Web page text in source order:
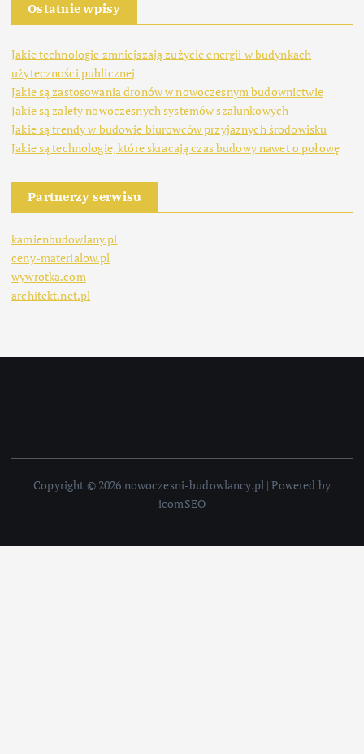
Ostatnie wpisy
Jakie technologie zmniejszają zużycie energii w budynkach
użyteczności publicznej
Jakie są zastosowania dronów w nowoczesnym budownictwie
Jakie są zalety nowoczesnych systemów szalunkowych
Jakie są trendy w budowie biurowców przyjaznych środowisku
Jakie są technologie, które skracają czas budowy nawet o połowę
Partnerzy serwisu
kamienbudowlany.pl
ceny-materialow.pl
wywrotka.com
architekt.net.pl
Copyright © 2026 nowoczesni-budowlancy.pl | Powered by
icomSEO